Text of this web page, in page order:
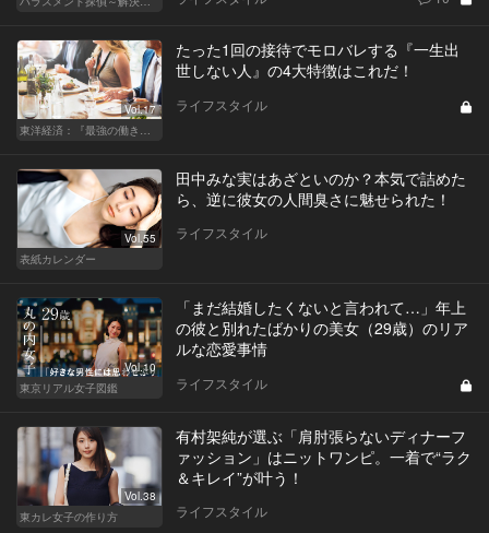
Vol.17
東洋経済：『最強の働き方』『一流の育て方』
たった1回の接待でモロバレする『一生出
世しない人』の4大特徴はこれだ！
ライフスタイル
Vol.55
表紙カレンダー
田中みな実はあざといのか？本気で詰めた
ら、逆に彼女の人間臭さに魅せられた！
ライフスタイル
Vol.10
東京リアル女子図鑑
「まだ結婚したくないと言われて…」年上
の彼と別れたばかりの美女（29歳）のリア
ルな恋愛事情
ライフスタイル
Vol.38
東カレ女子の作り方
有村架純が選ぶ「肩肘張らないディナーフ
ァッション」はニットワンピ。一着で“ラク
＆キレイ”が叶う！
ライフスタイル